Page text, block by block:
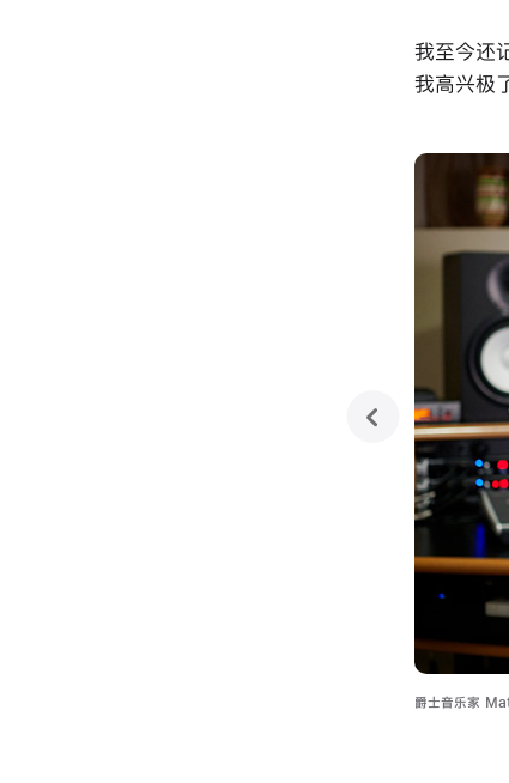
我至今还
我高兴极
爵士音乐家